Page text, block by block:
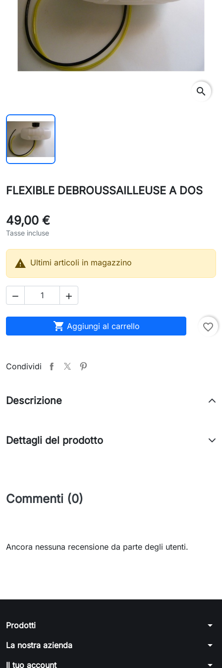
search
FLEXIBLE DEBROUSSAILLEUSE A DOS
49,00 €
Tasse incluse
 Ultimi articoli in magazzino
 
 Aggiungi al carrello favorite_border
Condividi
Descrizione
Dettagli del prodotto
Commenti (0)
Ancora nessuna recensione da parte degli utenti.
Prodotti arrow_drop_down
La nostra azienda arrow_drop_down
Il tuo account arrow_drop_down